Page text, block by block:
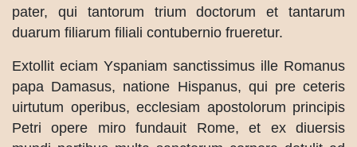
pater, qui tantorum trium doctorum et tantarum
duarum filiarum filiali contubernio frueretur.
Extollit eciam Yspaniam sanctissimus ille Romanus
papa Damasus, natione Hispanus, qui pre ceteris
uirtutum operibus, ecclesiam apostolorum principis
Petri opere miro fundauit Rome, et ex diuersis